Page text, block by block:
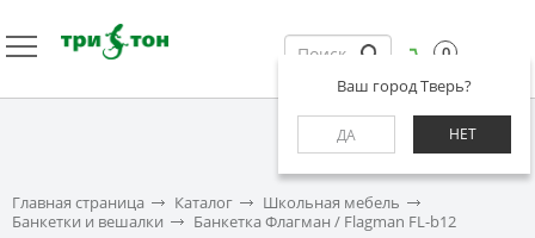
Ваш город Тверь?
ДА НЕТ
0
Главная страница Каталог
Школьная мебель
Банкетки и вешалки
Банкетка Флагман / Flagman FL-b12